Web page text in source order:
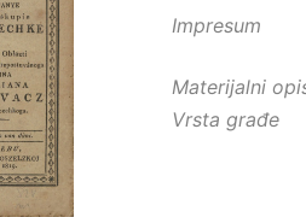
Impresum
Materijalni
Vrsta građe